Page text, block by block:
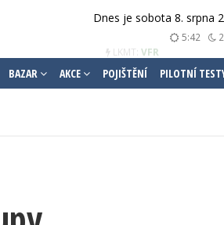
Dnes je sobota 8. srpna
5:42
BAZAR AKCE POJIŠTĚNÍ PILOTNÍ